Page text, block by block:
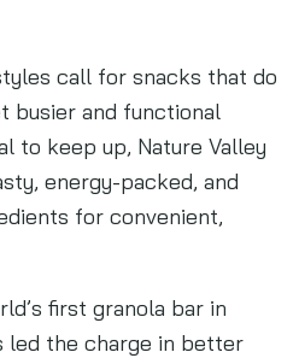
call for snacks that do
busier and functional
to keep up, Nature Valley
energy-packed, and
for convenient,
first granola bar in
led the charge in better